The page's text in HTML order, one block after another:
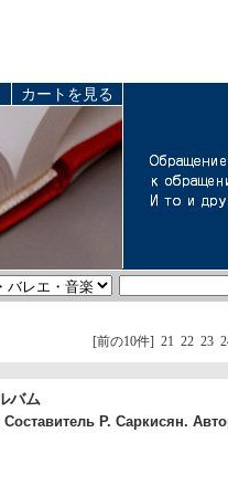
カートを見る
[前の10件] 21 22 23
バム
Р. Саркисян.